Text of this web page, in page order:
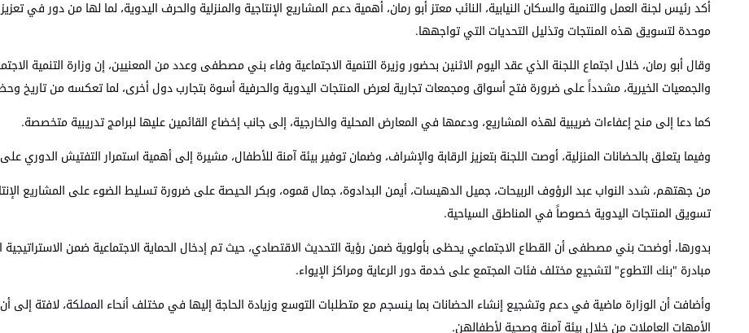
أكد رئيس لجنة العمل والتنمية والسكان النيابية، النائب معتز أبو رمان، أهمية دعم المشاريع الإنتاجية والمنزلية والحرف اليدوية، لما لها من دور في
موحدة لتسويق هذه المنتجات وتذليل التحديات التي تواجهها.
وقال أبو رمان، خلال اجتماع اللجنة الذي عقد اليوم الاثنين بحضور وزيرة التنمية الاجتماعية وفاء بني مصطفى وعدد من المعنيين، إن وزارة التنمية
والجمعيات الخيرية، مشدداً على ضرورة فتح أسواق ومجمعات تجارية لعرض المنتجات اليدوية والحرفية أسوة بتجارب دول أخرى، لما تعكسه من تاريخ
كما دعا إلى منح إعفاءات ضريبية لهذه المشاريع، ودعمها في المعارض المحلية والخارجية، إلى جانب إخضاع القائمين عليها لبرامج تدريبية متخصصة.
وفيما يتعلق بالحضانات المنزلية، أوصت اللجنة بتعزيز الرقابة والإشراف، وضمان توفير بيئة آمنة للأطفال، مشيرة إلى أهمية استمرار التفتيش الدوري
من جهتهم، شدد النواب عبد الرؤوف الربيحات، جميل الدهيسات، أيمن البدادوة، جمال قموه، وبكر الحيصة على ضرورة تسليط الضوء على المشاريع
تسويق المنتجات اليدوية خصوصاً في المناطق السياحية.
بدورها، أوضحت بني مصطفى أن القطاع الاجتماعي يحظى بأولوية ضمن رؤية التحديث الاقتصادي، حيث تم إدخال الحماية الاجتماعية ضمن
مبادرة "بنك التطوع" لتشجيع مختلف فئات المجتمع على خدمة دور الرعاية ومراكز الإيواء.
وأضافت أن الوزارة ماضية في دعم وتشجيع إنشاء الحضانات بما ينسجم مع متطلبات التوسع وزيادة الحاجة إليها في مختلف أنحاء المملكة، لافتة
الأمهات العاملات من خلال بيئة آمنة وصحية لأطفالهن.